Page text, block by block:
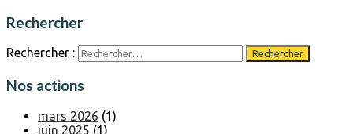
Rechercher
Rechercher :
Nos actions
mars 2026 (1)
juin 2025 (1)